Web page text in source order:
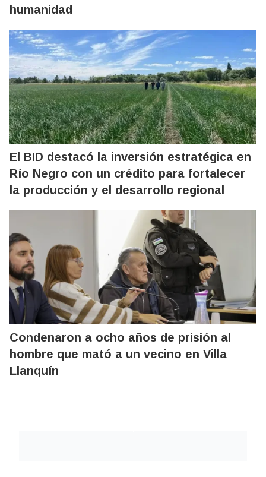
humanidad
El BID destacó la inversión estratégica en
Río Negro con un crédito para fortalecer
la producción y el desarrollo regional
Condenaron a ocho años de prisión al
hombre que mató a un vecino en Villa
Llanquín